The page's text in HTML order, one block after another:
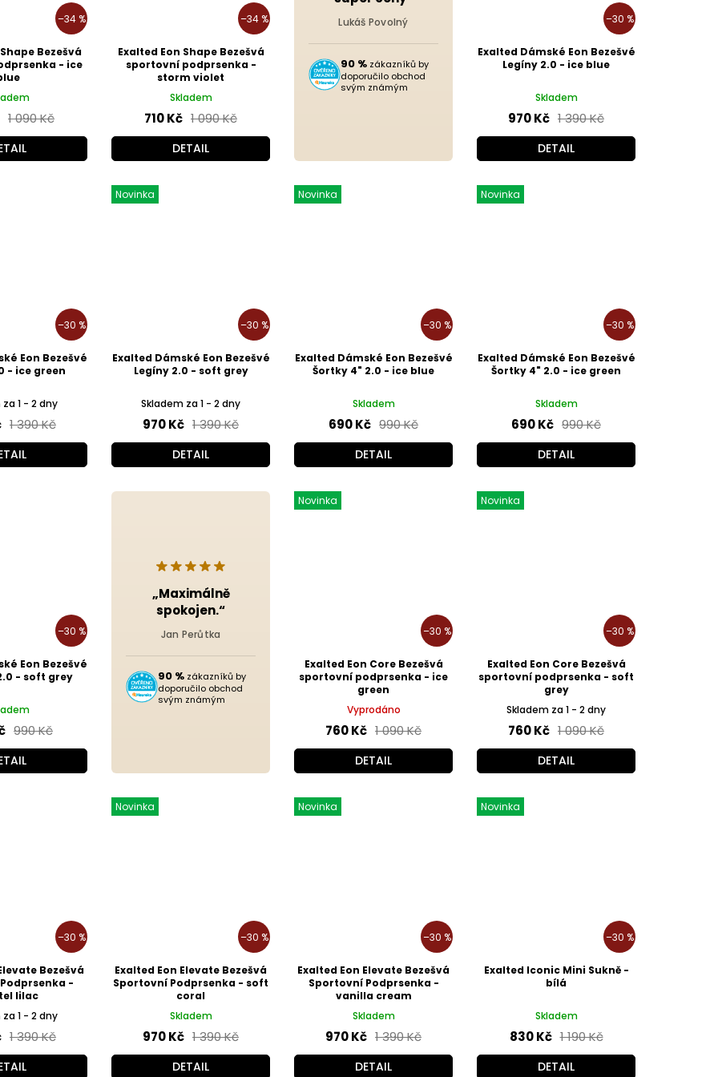
–34 %
Bezešvá
- ice
1 090 Kč
–34 %
Exalted Eon Shape Bezešvá
sportovní podprsenka -
storm violet
Skladem
710 Kč 1 090 Kč
DETAIL
Lukáš Povolný
90 % zákazníků by
doporučilo obchod
svým známým
–30 %
Exalted Dámské Eon Bezešvé
Legíny 2.0 - ice blue
Skladem
970 Kč 1 390 Kč
DETAIL
–30 %
Eon Bezešvé
- ice green
1 - 2 dny
1 390 Kč
Novinka
–30 %
Exalted Dámské Eon Bezešvé
Legíny 2.0 - soft grey
Skladem za 1 - 2 dny
970 Kč 1 390 Kč
DETAIL
Novinka
–30 %
Exalted Dámské Eon Bezešvé
Šortky 4" 2.0 - ice blue
Skladem
690 Kč 990 Kč
DETAIL
Novinka
–30 %
Exalted Dámské Eon Bezešvé
Šortky 4" 2.0 - ice green
Skladem
690 Kč 990 Kč
DETAIL
–30 %
Eon Bezešvé
- soft grey
990 Kč
„Maximálně
spokojen.“
Jan Perůtka
90 % zákazníků by
doporučilo obchod
svým známým
Novinka
–30 %
Exalted Eon Core Bezešvá
sportovní podprsenka - ice
green
Vyprodáno
760 Kč 1 090 Kč
DETAIL
Novinka
–30 %
Exalted Eon Core Bezešvá
sportovní podprsenka - soft
grey
Skladem za 1 - 2 dny
760 Kč 1 090 Kč
DETAIL
–30 %
Bezešvá
-
lilac
1 - 2 dny
1 390 Kč
Novinka
–30 %
Exalted Eon Elevate Bezešvá
Sportovní Podprsenka - soft
coral
Skladem
970 Kč 1 390 Kč
DETAIL
Novinka
–30 %
Exalted Eon Elevate Bezešvá
Sportovní Podprsenka -
vanilla cream
Skladem
970 Kč 1 390 Kč
DETAIL
Novinka
–30 %
Exalted Iconic Mini Sukně -
bílá
Skladem
830 Kč 1 190 Kč
DETAIL